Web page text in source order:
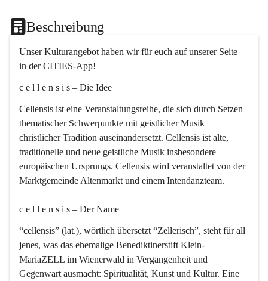
Beschreibung
Unser Kulturangebot haben wir für euch auf unserer Seite
in der CITIES-App!
c e l l e n s i s – Die Idee
Cellensis ist eine Veranstaltungsreihe, die sich durch Setzen
thematischer Schwerpunkte mit geistlicher Musik
christlicher Tradition auseinandersetzt. Cellensis ist alte,
traditionelle und neue geistliche Musik insbesondere
europäischen Ursprungs. Cellensis wird veranstaltet von der
Marktgemeinde Altenmarkt und einem Intendanzteam.
c e l l e n s i s – Der Name
“cellensis” (lat.), wörtlich übersetzt “Zellerisch”, steht für all
jenes, was das ehemalige Benediktinerstift Klein-
MariaZELL im Wienerwald in Vergangenheit und
Gegenwart ausmacht: Spiritualität, Kunst und Kultur. Eine